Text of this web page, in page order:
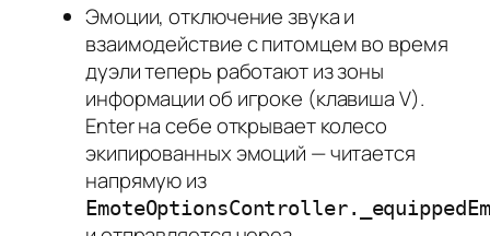
Эмоции, отключение звука и
взаимодействие с питомцем во время
дуэли теперь работают из зоны
информации об игроке (клавиша V).
Enter на себе открывает колесо
экипированных эмоций — читается
напрямую из